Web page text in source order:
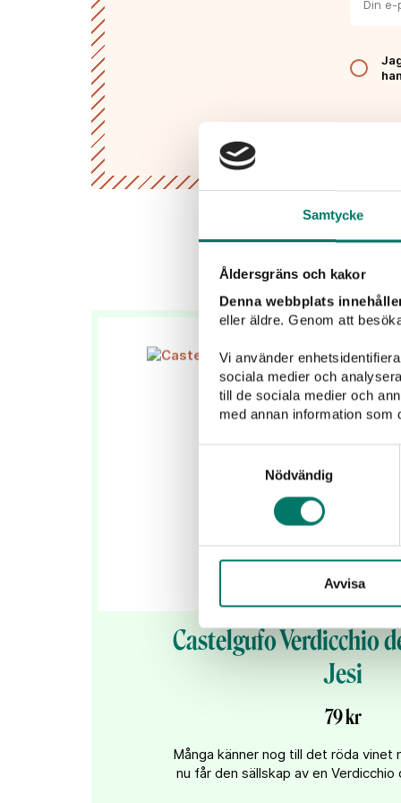
Samtycke
Åldersgräns och kakor
Denna webbplats
eller äldre. Genom att
Vi använder
sociala medier och
till de sociala medier och
med annan information som
Nödvändig
Avvisa
Castelgufo Verdicchio
Jesi
79 kr
Många känner nog till det röda vinet
nu får den sällskap av en Verdicchio